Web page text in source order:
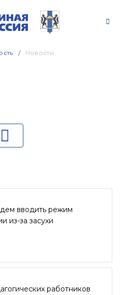
Новости
вводить режим
из-за засухи
работников